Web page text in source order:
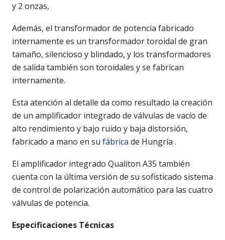
y 2 onzas,
Además, el transformador de potencia fabricado
internamente es un transformador toroidal de gran
tamaño, silencioso y blindado, y los transformadores
de salida también son toroidales y se fabrican
internamente.
Esta atención al detalle da como resultado la creación
de un amplificador integrado de válvulas de vacío de
alto rendimiento y bajo ruido y baja distorsión,
fabricado a mano en su fábrica de Hungría .
El amplificador integrado Qualiton A35 también
cuenta con la última versión de su sofisticado sistema
de control de polarización automático para las cuatro
válvulas de potencia.
Especificaciones Técnicas